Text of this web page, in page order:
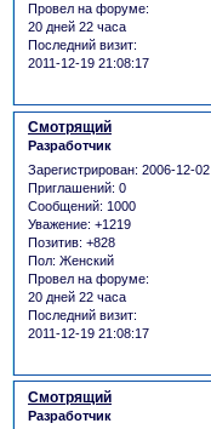
Провел на форуме:
20 дней 22 часа
Последний визит:
2011-12-19 21:08:17
Смотрящий
Разработчик
Зарегистрирован: 2006-12-02
Приглашений: 0
Сообщений: 1000
Уважение: +1219
Позитив: +828
Пол: Женский
Провел на форуме:
20 дней 22 часа
Последний визит:
2011-12-19 21:08:17
Смотрящий
Разработчик